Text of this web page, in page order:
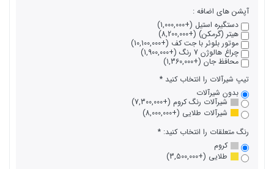
آپشن های اضافه :
دستگیره استیل (+1,000,000)
هیتر (گرمکن) (+8,200,000)
موتور بلوئر با جت کف (+10,100,000)
چراغ هالوژن 7 رنگ (+1,900,000)
محافظ جان (+1,360,000)
تیپ شیرآلات را انتخاب کنید
بدون شیرآلات
شیرآلات رنگ کروم (+7,300,000)
شیرآلات طلایی (+8,000,000)
رنگ متعلقات را انتخاب کنید:
کروم
طلایی (+3,500,000)